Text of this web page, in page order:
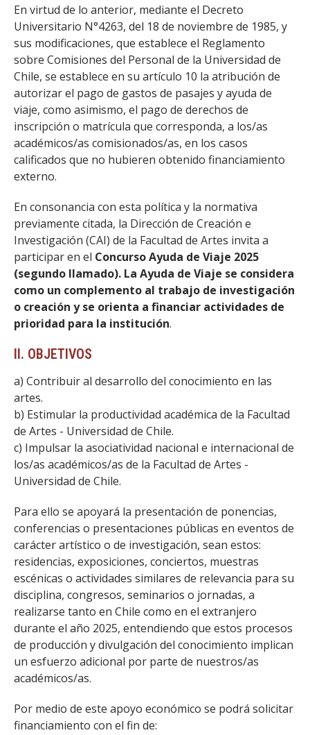
En virtud de lo anterior, mediante el Decreto
Universitario N°4263, del 18 de noviembre de 1985, y
sus modificaciones, que establece el Reglamento
sobre Comisiones del Personal de la Universidad de
Chile, se establece en su artículo 10 la atribución de
autorizar el pago de gastos de pasajes y ayuda de
viaje, como asimismo, el pago de derechos de
inscripción o matrícula que corresponda, a los/as
académicos/as comisionados/as, en los casos
calificados que no hubieren obtenido financiamiento
externo.
En consonancia con esta política y la normativa
previamente citada, la Dirección de Creación e
Investigación (CAI) de la Facultad de Artes invita a
participar en el Concurso Ayuda de Viaje 2025
(segundo llamado). La Ayuda de Viaje se considera
como un complemento al trabajo de investigación
o creación y se orienta a financiar actividades de
prioridad para la institución.
II. OBJETIVOS
a) Contribuir al desarrollo del conocimiento en las
artes.
b) Estimular la productividad académica de la Facultad
de Artes - Universidad de Chile.
c) Impulsar la asociatividad nacional e internacional de
los/as académicos/as de la Facultad de Artes -
Universidad de Chile.
Para ello se apoyará la presentación de ponencias,
conferencias o presentaciones públicas en eventos de
carácter artístico o de investigación, sean estos:
residencias, exposiciones, conciertos, muestras
escénicas o actividades similares de relevancia para su
disciplina, congresos, seminarios o jornadas, a
realizarse tanto en Chile como en el extranjero
durante el año 2025, entendiendo que estos procesos
de producción y divulgación del conocimiento implican
un esfuerzo adicional por parte de nuestros/as
académicos/as.
Por medio de este apoyo económico se podrá solicitar
financiamiento con el fin de: